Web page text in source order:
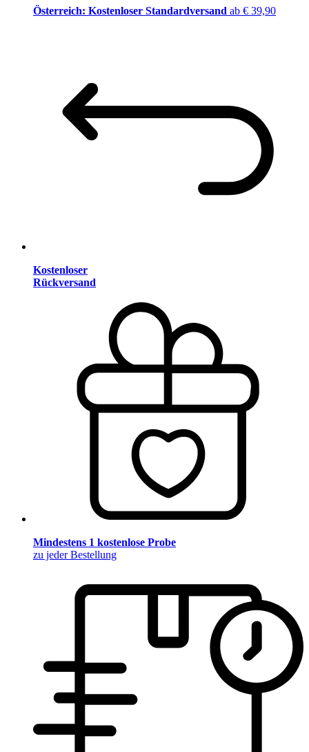
Österreich: Kostenloser Standardversand ab € 39,90
Kostenloser
Rückversand
Mindestens 1 kostenlose Probe
zu jeder Bestellung